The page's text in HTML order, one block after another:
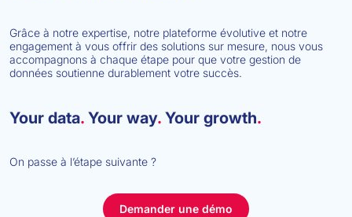
Grâce à notre expertise, notre plateforme évolutive et notre
engagement à vous offrir des solutions sur mesure, nous vous
accompagnons à chaque étape pour que votre gestion de
données soutienne durablement votre succès.
Your data. Your way. Your growth.
On passe à l’étape suivante ?
Demander une démo